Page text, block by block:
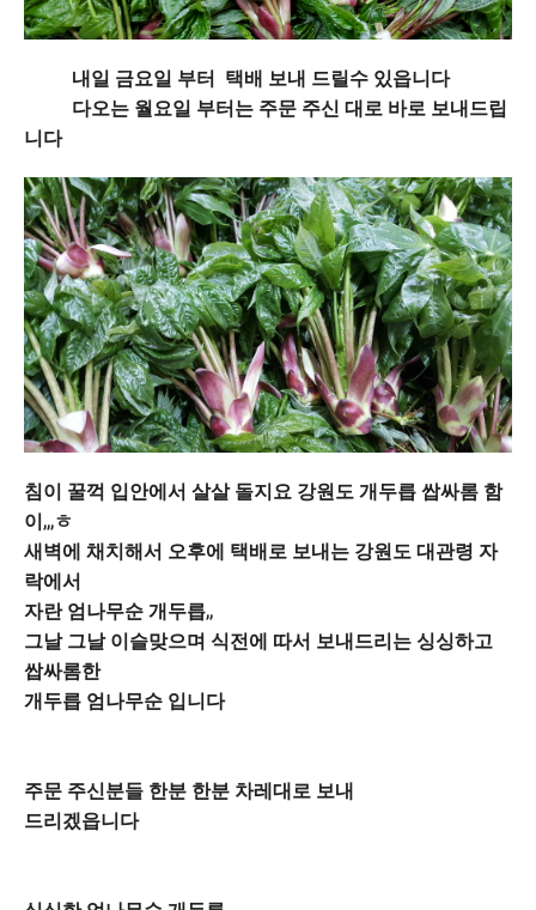
내일 금요일 부터 택배 보내 드릴수 있읍니다
다오는 월요일 부터는 주문 주신 대로 바로 보내드립
니다
침이 꿀꺽 입안에서 살살 돌지요 강원도 개두릅 쌉싸롬 함
이,,,ㅎ
새벽에 채치해서 오후에 택배로 보내는 강원도 대관령 자
락에서
자란 엄나무순 개두릅,,
그날 그날 이슬맞으며 식전에 따서 보내드리는 싱싱하고
쌉싸롬한
개두릅 엄나무순 입니다
주문 주신분들 한분 한분 차레대로 보내
드리겠읍니다